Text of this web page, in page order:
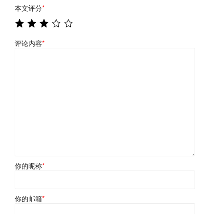
本文评分*
评论内容*
你的昵称*
你的邮箱*